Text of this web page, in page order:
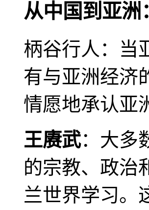
从中国到亚洲
柄谷行人：当
有与亚洲经济
情愿地承认亚
王赓武：大多
的宗教、政治
兰世界学习。